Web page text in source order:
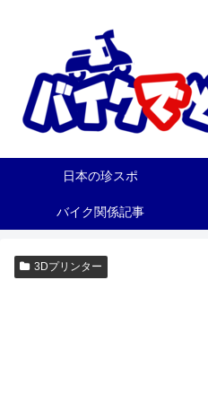
日本の珍スポ
バイク関係記事
3Dプリンター